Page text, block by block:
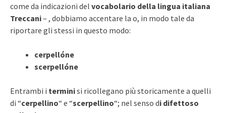
come da indicazioni del vocabolario della lingua italiana
Treccani– , dobbiamo accentare la o, in modo tale da
riportare gli stessi in questo modo:
cerpellóne
scerpellóne
Entrambi i terminisi ricollegano più storicamente a quelli
di “cerpellino“ e “scerpellino“; nel senso di difettoso